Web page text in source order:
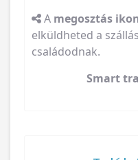
A megosztás
elküldheted a
családodnak.
Smart